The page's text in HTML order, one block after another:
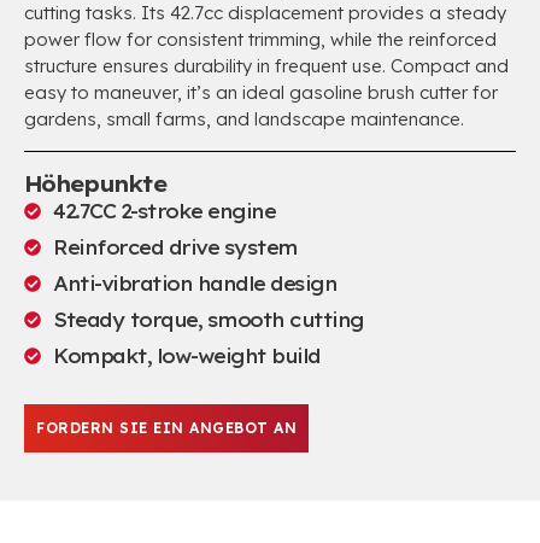
cutting tasks. Its 42.7cc displacement provides a steady
power flow for consistent trimming, while the reinforced
structure ensures durability in frequent use. Compact and
easy to maneuver, it’s an ideal gasoline brush cutter for
gardens, small farms, and landscape maintenance.
Höhepunkte
42.7CC 2-stroke engine
Reinforced drive system
Anti-vibration handle design
Steady torque, smooth cutting
Kompakt, low-weight build
FORDERN SIE EIN ANGEBOT AN